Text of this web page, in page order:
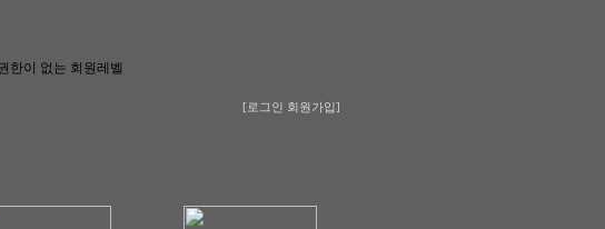
한이 없는 회원레벨
[로그인 회원가입]